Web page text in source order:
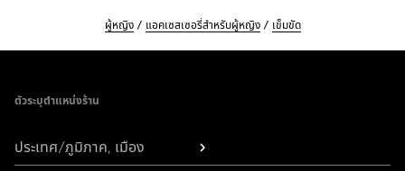
ผู้หญิง แอคเซสเซอรี่สำหรับผู้หญิง เข็มขัด
ตัวระบุตำแหน่งร้าน
ประเทศ/ภูมิภาค, เมือง